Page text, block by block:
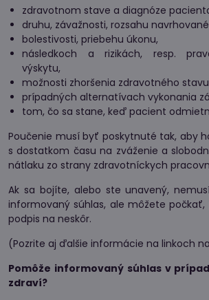
zdravotnom stave a diagnóze
druhu, závažnosti, rozsahu
bolestivosti, priebehu úkonu,
následkoch a rizikách, resp.
výskytu,
možnosti zhoršenia zdravotného
prípadných alternatívach vykonania
tom, čo sa stane, keď pacient
Poučenie musí byť poskytnuté tak, aby
s dostatkom času na zváženie a
nátlaku zo strany zdravotníckych
Ak sa bojíte, alebo ste unavený,
informovaný súhlas, ale môžete
podpis na neskôr.
(Pozrite aj ďalšie informácie na linkoch
Pomôže informovaný súhlas v
zdraví?